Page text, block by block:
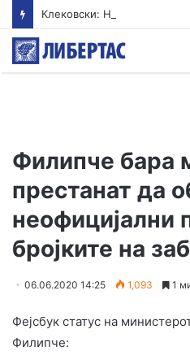
Филипче бара
престанат да
неофицијални
бројките на
06.06.2020 14:25 1,093 1
Фејсбук статус на
Филипче: